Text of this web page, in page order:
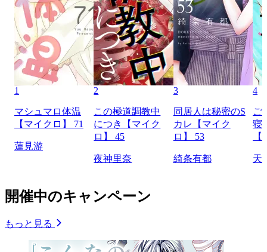
1
マシュマロ体温
【マイクロ】 71
蓮見游
2
この極道調教中
につき【マイク
ロ】 45
夜神里奈
3
同居人は秘密のS
カレ【マイク
ロ】 53
綺条有都
4
ご
寝
天
開催中のキャンペーン
もっと見る